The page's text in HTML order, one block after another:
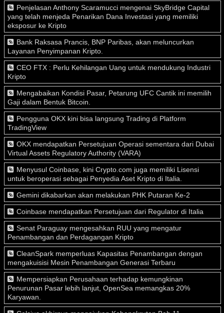
Penjelasan Anthony Scaramucci mengenai SkyBridge Capital
yang telah menjeda Penarikan Dana Investasi yang memiliki
eksposur ke Kripto
Bank Raksasa Prancis, BNP Paribas, akan meluncurkan
Layanan Penyimpanan Kripto.
CEO FTX : Perlu Kehilangan Uang untuk mendukung Industri
Kripto
Mengabaikan Kondisi Pasar, Petarung UFC Cantik ini memilih
Gaji dalam Bentuk Bitcoin.
Pengguna OKX kini bisa langsung Trading di Platform
TradingView
OKX mendapatkan Persetujuan Operasi sementara dari Dubai
Virtual Assets Regulatory Authority (VARA)
Menyusul Coinbase, kini Crypto.com juga memiliki Lisensi
untuk beroperasi sebagai Penyedia Aset Kripto di Italia.
Gemini dikabarkan akan melakukan PHK Putaran Ke-2
Coinbase mendapatkan Persetujuan dari Regulator di Italia
Senat Paraguay mengesahkan RUU yang mengatur
Penambangan dan Perdagangan Kripto
CleanSpark memperluas Kapasitas Penambangan dengan
mengakuisisi Mesin Penambangan Generasi Terbaru
Mempersiapkan Perusahaan terhadap kemungkinan
Penurunan Pasar lebih lanjut, OpenSea memangkas 20%
Karyawan.